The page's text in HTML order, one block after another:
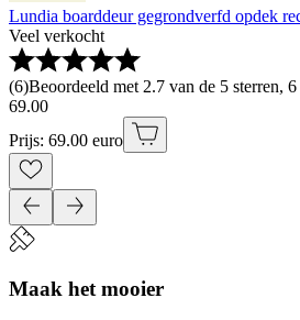
Lundia boarddeur gegrondverfd opdek
Veel verkocht
(6)Beoordeeld met 2.7 van de 5 sterren,
69.00
Prijs: 69.00 euro
Maak het mooier